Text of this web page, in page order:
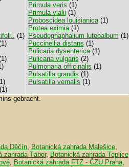
(1)
(1)
Primula veris (1)
Primula vialii (1)
Proboscidea louisianica(1)
Protea eximia(1)
Pseudognaphalium luteoalbum (1)
Puccinellia distans (1)
Pulicaria dysenterica(1)
Pulicaria vulgaris (2)
Pulmonaria officinalis (1)
Pulsatilla grandis (1)
Pulsatilla vernalis (1)
gebracht.
Děčín, Botanická zahrada Malešice,
zahrada Tábor, Botanická zahrada Teplice,
, Botanická zahrada FTZ - ČZU Praha,